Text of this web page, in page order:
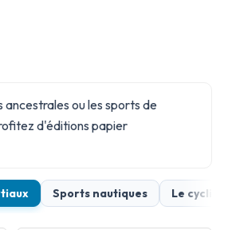
ou les sports de
d'éditions papier
Sports nautiques Le